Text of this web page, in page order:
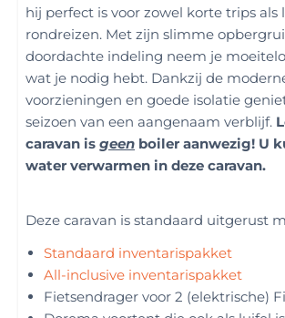
hij perfect is voor zowel korte trips als
rondreizen. Met zijn slimme
doordachte indeling neem je
wat je nodig hebt. Dankzij de
voorzieningen en goede isolatie
seizoen van een aangenaam verblijf.
caravan is geen boiler aanwezig! U
water verwarmen in deze caravan.
Deze caravan is standaard uitgerust
Standaard inventarispakket
All-inclusive inventarispakket
Fietsendrager voor 2 (elektrische)